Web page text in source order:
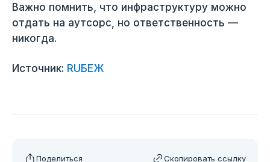
Важно помнить, что инфраструктуру можно
отдать на аутсорс, но ответственность —
никогда.
Источник: RUБЕЖ
Поделиться Скопировать ссылку